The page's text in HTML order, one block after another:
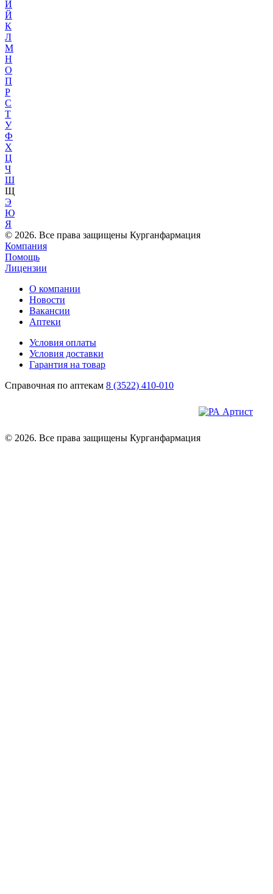
И
Й
К
Л
М
Н
О
П
Р
С
Т
У
Ф
Х
Ц
Ч
Ш
Щ
Э
Ю
Я
© 2026. Все права защищены Курганфармация
Компания
Помощь
Лицензии
О компании
Новости
Вакансии
Аптеки
Условия оплаты
Условия доставки
Гарантия на товар
Справочная по аптекам 8 (3522) 410-010
© 2026. Все права защищены Курганфармация